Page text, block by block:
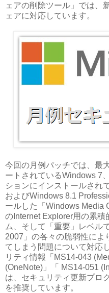
ェアの削除ツール」では、
ェアに対応しています。
今回の月例パッチでは、最
ートされているWindows 7
ションにインストールされ
およびWindows 8.1
ールした「Windows Media
のInternet Explorer用の累
ム、そして「重要」レベル
2007」の各々の脆弱性によ
てしまう問題について対応
リティ情報「MS14-043
(OneNote)」「 MS14-051
は、セキュリティ更新プロ
を推奨しています。